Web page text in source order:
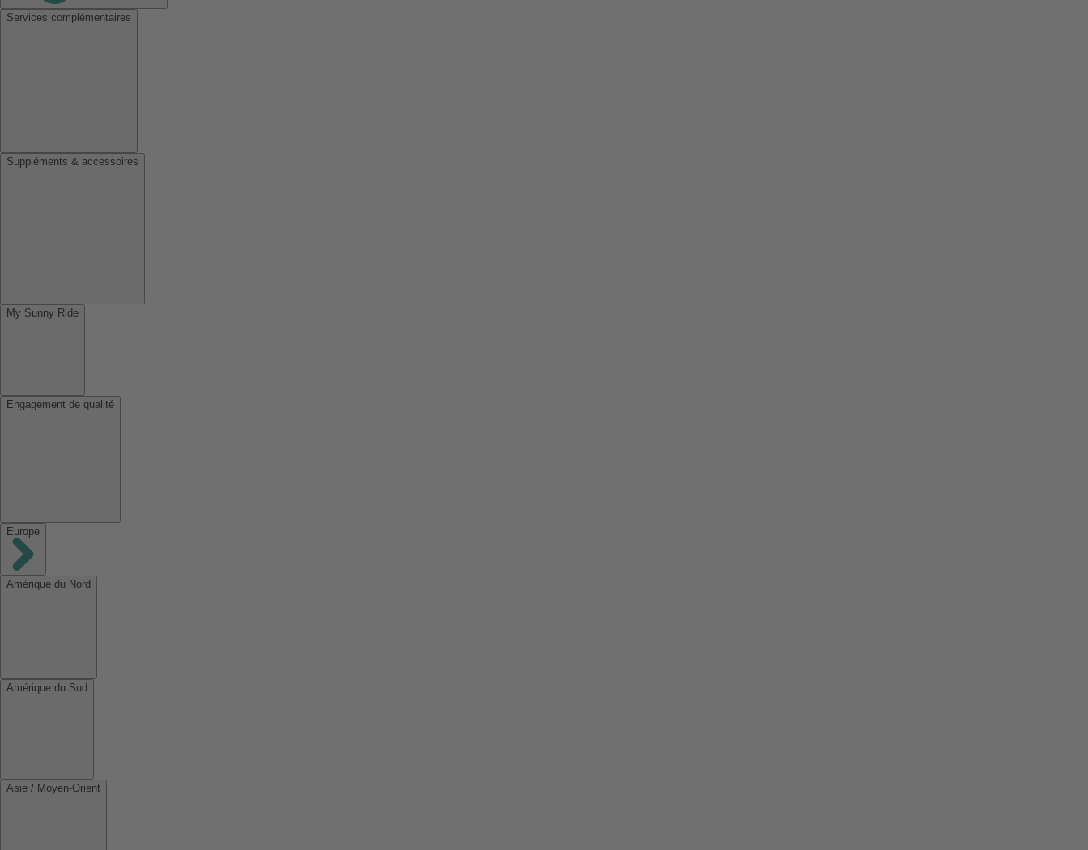
Services complémentaires
Suppléments & accessoires
My Sunny Ride
Engagement de qualité
Europe
Amérique du Nord
Amérique du Sud
Asie / Moyen-Orient